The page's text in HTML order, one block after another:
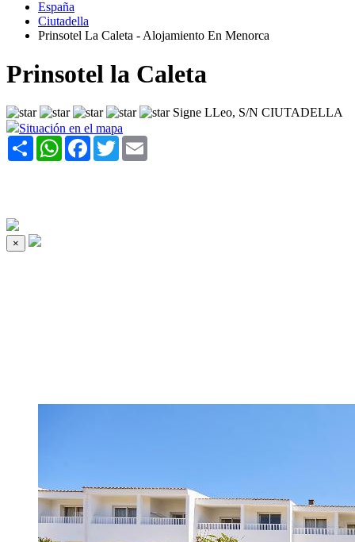
España
Ciutadella
Prinsotel La Caleta - Alojamiento En Menorca
Prinsotel la Caleta
Signe LLeo, S/N CIUTADELLA
Situación en el mapa
Share WhatsAppFacebook
Twitter
×